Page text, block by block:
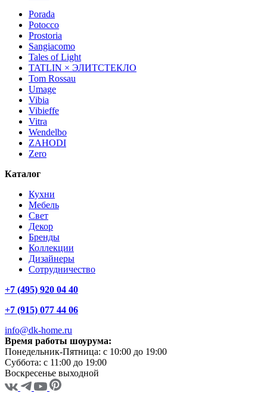
Porada
Potocco
Prostoria
Sangiacomo
Tales of Light
TATLIN × ЭЛИТСТЕКЛО
Tom Rossau
Umage
Vibia
Vibieffe
Vitra
Wendelbo
ZAHODI
Zero
Каталог
Кухни
Мебель
Свет
Декор
Бренды
Коллекции
Дизайнеры
Сотрудничество
+7 (495) 920 04 40
+7 (915) 077 44 06
info@dk-home.ru
Время работы шоурума:
Понедельник-Пятница: c 10:00 до 19:00
Суббота: c 11:00 до 19:00
Воскресенье выходной